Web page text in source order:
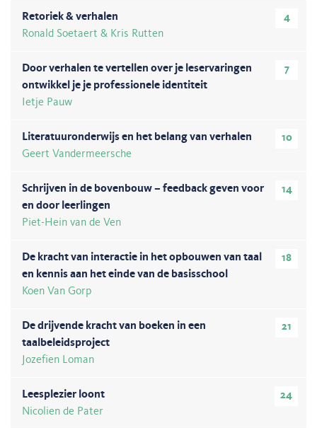
4
Retoriek & verhalen
Ronald Soetaert & Kris Rutten
7
Door verhalen te vertellen over je leservaringen
ontwikkel je je professionele identiteit
Ietje Pauw
10
Literatuuronderwijs en het belang van verhalen
Geert Vandermeersche
14
Schrijven in de bovenbouw – feedback geven voor
en door leerlingen
Piet-Hein van de Ven
18
De kracht van interactie in het opbouwen van taal
en kennis aan het einde van de basisschool
Koen Van Gorp
21
De drijvende kracht van boeken in een
taalbeleidsproject
Jozefien Loman
24
Leesplezier loont
Nicolien de Pater